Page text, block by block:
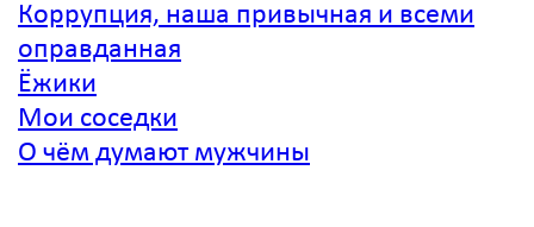
Коррупция, наша привычная и всеми
оправданная
Ёжики
Мои соседки
О чём думают мужчины